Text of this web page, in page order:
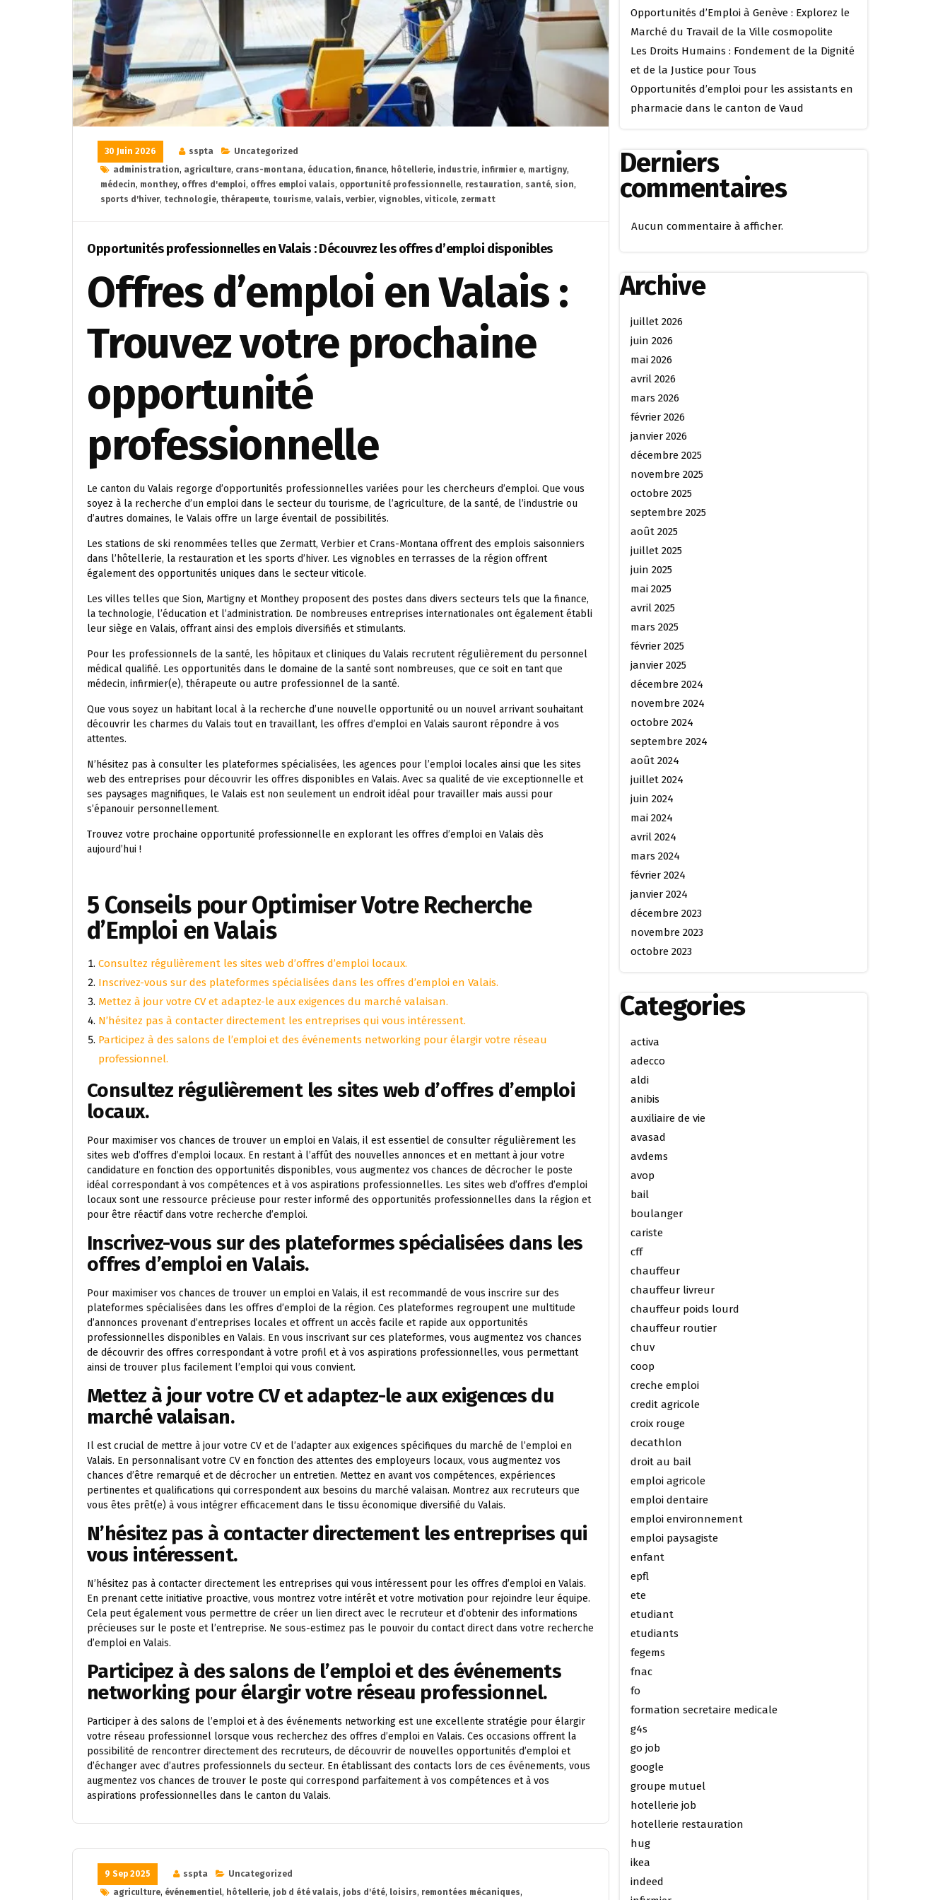
30 Juin 2026 sspta
Uncategorized
administration, agriculture, crans-montana, éducation, finance, hôtellerie, industrie, infirmier e, martigny,
médecin, monthey, offres d'emploi, offres emploi valais, opportunité professionnelle, restauration, santé, sion,
sports d'hiver, technologie, thérapeute, tourisme, valais, verbier, vignobles, viticole, zermatt
Opportunités professionnelles en Valais : Découvrez les offres d’emploi disponibles
Offres d’emploi en Valais :
Trouvez votre prochaine
opportunité
professionnelle
Le canton du Valais regorge d’opportunités professionnelles variées pour les chercheurs d’emploi. Que vous
soyez à la recherche d’un emploi dans le secteur du tourisme, de l’agriculture, de la santé, de l’industrie ou
d’autres domaines, le Valais offre un large éventail de possibilités.
Les stations de ski renommées telles que Zermatt, Verbier et Crans-Montana offrent des emplois saisonniers
dans l’hôtellerie, la restauration et les sports d’hiver. Les vignobles en terrasses de la région offrent
également des opportunités uniques dans le secteur viticole.
Les villes telles que Sion, Martigny et Monthey proposent des postes dans divers secteurs tels que la finance,
la technologie, l’éducation et l’administration. De nombreuses entreprises internationales ont également établi
leur siège en Valais, offrant ainsi des emplois diversifiés et stimulants.
Pour les professionnels de la santé, les hôpitaux et cliniques du Valais recrutent régulièrement du personnel
médical qualifié. Les opportunités dans le domaine de la santé sont nombreuses, que ce soit en tant que
médecin, infirmier(e), thérapeute ou autre professionnel de la santé.
Que vous soyez un habitant local à la recherche d’une nouvelle opportunité ou un nouvel arrivant souhaitant
découvrir les charmes du Valais tout en travaillant, les offres d’emploi en Valais sauront répondre à vos
attentes.
N’hésitez pas à consulter les plateformes spécialisées, les agences pour l’emploi locales ainsi que les sites
web des entreprises pour découvrir les offres disponibles en Valais. Avec sa qualité de vie exceptionnelle et
ses paysages magnifiques, le Valais est non seulement un endroit idéal pour travailler mais aussi pour
s’épanouir personnellement.
Trouvez votre prochaine opportunité professionnelle en explorant les offres d’emploi en Valais dès
aujourd’hui !
5 Conseils pour Optimiser Votre Recherche
d’Emploi en Valais
Consultez régulièrement les sites web d’offres d’emploi locaux.
Inscrivez-vous sur des plateformes spécialisées dans les offres d’emploi en Valais.
Mettez à jour votre CV et adaptez-le aux exigences du marché valaisan.
N’hésitez pas à contacter directement les entreprises qui vous intéressent.
Participez à des salons de l’emploi et des événements networking pour élargir votre réseau
professionnel.
Consultez régulièrement les sites web d’offres d’emploi
locaux.
Pour maximiser vos chances de trouver un emploi en Valais, il est essentiel de consulter régulièrement les
sites web d’offres d’emploi locaux. En restant à l’affût des nouvelles annonces et en mettant à jour votre
candidature en fonction des opportunités disponibles, vous augmentez vos chances de décrocher le poste
idéal correspondant à vos compétences et à vos aspirations professionnelles. Les sites web d’offres d’emploi
locaux sont une ressource précieuse pour rester informé des opportunités professionnelles dans la région et
pour être réactif dans votre recherche d’emploi.
Inscrivez-vous sur des plateformes spécialisées dans les
offres d’emploi en Valais.
Pour maximiser vos chances de trouver un emploi en Valais, il est recommandé de vous inscrire sur des
plateformes spécialisées dans les offres d’emploi de la région. Ces plateformes regroupent une multitude
d’annonces provenant d’entreprises locales et offrent un accès facile et rapide aux opportunités
professionnelles disponibles en Valais. En vous inscrivant sur ces plateformes, vous augmentez vos chances
de découvrir des offres correspondant à votre profil et à vos aspirations professionnelles, vous permettant
ainsi de trouver plus facilement l’emploi qui vous convient.
Mettez à jour votre CV et adaptez-le aux exigences du
marché valaisan.
Il est crucial de mettre à jour votre CV et de l’adapter aux exigences spécifiques du marché de l’emploi en
Valais. En personnalisant votre CV en fonction des attentes des employeurs locaux, vous augmentez vos
chances d’être remarqué et de décrocher un entretien. Mettez en avant vos compétences, expériences
pertinentes et qualifications qui correspondent aux besoins du marché valaisan. Montrez aux recruteurs que
vous êtes prêt(e) à vous intégrer efficacement dans le tissu économique diversifié du Valais.
N’hésitez pas à contacter directement les entreprises qui
vous intéressent.
N’hésitez pas à contacter directement les entreprises qui vous intéressent pour les offres d’emploi en Valais.
En prenant cette initiative proactive, vous montrez votre intérêt et votre motivation pour rejoindre leur équipe.
Cela peut également vous permettre de créer un lien direct avec le recruteur et d’obtenir des informations
précieuses sur le poste et l’entreprise. Ne sous-estimez pas le pouvoir du contact direct dans votre recherche
d’emploi en Valais.
Participez à des salons de l’emploi et des événements
networking pour élargir votre réseau professionnel.
Participer à des salons de l’emploi et à des événements networking est une excellente stratégie pour élargir
votre réseau professionnel lorsque vous recherchez des offres d’emploi en Valais. Ces occasions offrent la
possibilité de rencontrer directement des recruteurs, de découvrir de nouvelles opportunités d’emploi et
d’échanger avec d’autres professionnels du secteur. En établissant des contacts lors de ces événements, vous
augmentez vos chances de trouver le poste qui correspond parfaitement à vos compétences et à vos
aspirations professionnelles dans le canton du Valais.
9 Sep 2025 sspta
Uncategorized
agriculture, événementiel, hôtellerie, job d été valais, jobs d'été, loisirs, remontées mécaniques,
Opportunités d’Emploi à Genève : Explorez le
Marché du Travail de la Ville cosmopolite
Les Droits Humains : Fondement de la Dignité
et de la Justice pour Tous
Opportunités d’emploi pour les assistants en
pharmacie dans le canton de Vaud
Derniers
commentaires
Aucun commentaire à afficher.
Archive
juillet 2026
juin 2026
mai 2026
avril 2026
mars 2026
février 2026
janvier 2026
décembre 2025
novembre 2025
octobre 2025
septembre 2025
août 2025
juillet 2025
juin 2025
mai 2025
avril 2025
mars 2025
février 2025
janvier 2025
décembre 2024
novembre 2024
octobre 2024
septembre 2024
août 2024
juillet 2024
juin 2024
mai 2024
avril 2024
mars 2024
février 2024
janvier 2024
décembre 2023
novembre 2023
octobre 2023
Categories
activa
adecco
aldi
anibis
auxiliaire de vie
avasad
avdems
avop
bail
boulanger
cariste
cff
chauffeur
chauffeur livreur
chauffeur poids lourd
chauffeur routier
chuv
coop
creche emploi
credit agricole
croix rouge
decathlon
droit au bail
emploi agricole
emploi dentaire
emploi environnement
emploi paysagiste
enfant
epfl
ete
etudiant
etudiants
fegems
fnac
fo
formation secretaire medicale
g4s
go job
google
groupe mutuel
hotellerie job
hotellerie restauration
hug
ikea
indeed